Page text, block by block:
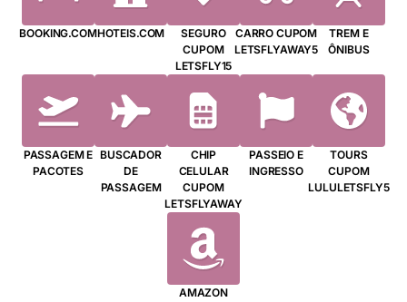
BOOKING.COMHOTEIS.COM
SEGURO
CUPOM
LETSFLY15
CARRO CUPOM
LETSFLYAWAY5
TREM E
ÔNIBUS
PASSAGEM E
PACOTES
BUSCADOR
DE
PASSAGEM
CHIP
CELULAR
CUPOM
LETSFLYAWAY
PASSEIO E
INGRESSO
TOURS
CUPOM
LULULETSFLY5
AMAZON